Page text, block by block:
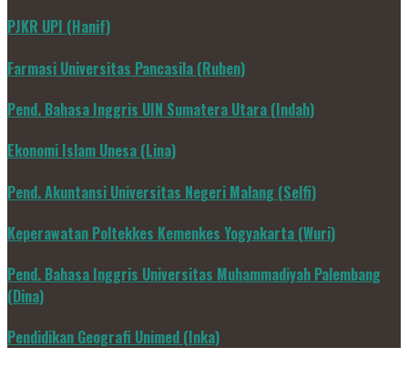
PJKR UPI (Hanif)
Farmasi Universitas Pancasila (Ruben)
Pend. Bahasa Inggris UIN Sumatera Utara (Indah)
Ekonomi Islam Unesa (Lina)
Pend. Akuntansi Universitas Negeri Malang (Selfi)
Keperawatan Poltekkes Kemenkes Yogyakarta (Wuri)
Pend. Bahasa Inggris Universitas Muhammadiyah Palembang
(Dina)
Pendidikan Geografi Unimed (Inka)